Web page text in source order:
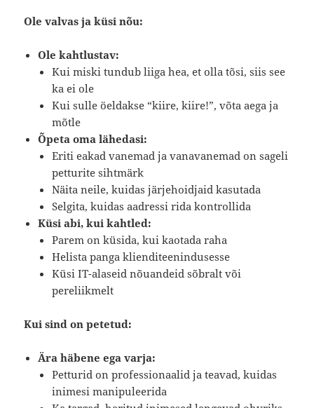
Ole valvas ja küsi nõu:
Ole kahtlustav:
Kui miski tundub liiga hea, et olla tõsi, siis see
ka ei ole
Kui sulle öeldakse “kiire, kiire!”, võta aega ja
mõtle
Õpeta oma lähedasi:
Eriti eakad vanemad ja vanavanemad on sageli
petturite sihtmärk
Näita neile, kuidas järjehoidjaid kasutada
Selgita, kuidas aadressi rida kontrollida
Küsi abi, kui kahtled:
Parem on küsida, kui kaotada raha
Helista panga klienditeenindusesse
Küsi IT-alaseid nõuandeid sõbralt või
pereliikmelt
Kui sind on petetud:
Ära häbene ega varja:
Petturid on professionaalid ja teavad, kuidas
inimesi manipuleerida